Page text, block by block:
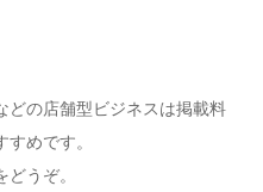
どの店舗型ビジネスは掲載料
すめです。
どうぞ。